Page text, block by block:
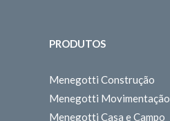
PRODUTOS
Menegotti Construção
Menegotti Movimentação
Menegotti Casa e Campo